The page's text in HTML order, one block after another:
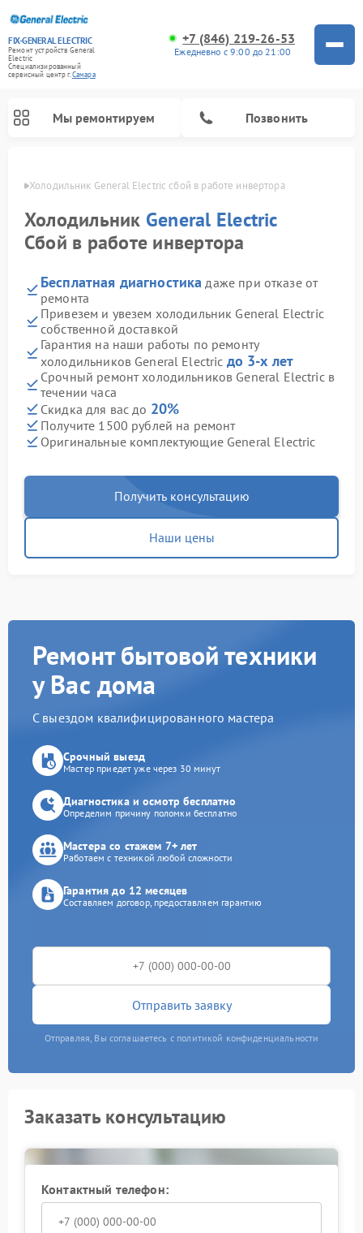
FIX-GENERAL ELECTRIC
Ремонт устройств General
Electric
Специализированный
cервисный центр г.Самара
+7 (846) 219-26-53
Ежедневно с 9:00 до 21:00
Мы ремонтируем Позвонить
Холодильник General Electric сбой в работе инвертора
Холодильник General Electric
Сбой в работе инвертора
Бесплатная диагностика даже при отказе от
ремонта
Привезем и увезем холодильник General Electric
собственной доставкой
Гарантия на наши работы по ремонту
холодильников General Electric до 3-х лет
Срочный ремонт холодильников General Electric в
течении часа
Скидка для вас до 20%
Получите 1500 рублей на ремонт
Оригинальные комплектующие General Electric
Получить консультацию
Наши цены
Ремонт бытовой техники
у Вас дома
С выездом квалифицированного мастера
Срочный выезд
Мастер приедет уже через 30 минут
Диагностика и осмотр бесплатно
Определим причину поломки бесплатно
Мастера со стажем 7+ лет
Работаем с техникой любой сложности
Гарантия до 12 месяцев
Составляем договор, предоставляем гарантию
Отправить заявку
Отправляя, Вы соглашаетесь с политикой конфиденциальности
Заказать консультацию
Контактный телефон: